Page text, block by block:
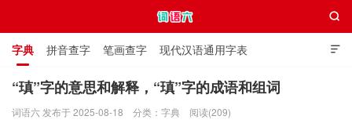

字典 拼音查字 笔画查字 现代汉语通用字表
通用规范汉字表 叠字大全 独体字大全 极简英语词典

“瑱”字的意思和解释，“瑱”字的成语和组词
词语六 发布于 2025-08-18 分类： 字典 阅读(209)